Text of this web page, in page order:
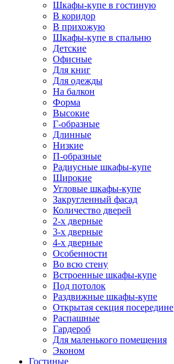
Шкафы-купе в гостиную
В коридор
В прихожую
Шкафы-купе в спальню
Детские
Офисные
Для книг
Для одежды
На балкон
Форма
Высокие
Г-образные
Длинные
Низкие
П-образные
Радиусные шкафы-купе
Широкие
Угловые шкафы-купе
Закругленный фасад
Количество дверей
2-х дверные
3-х дверные
4-х дверные
Особенности
Во всю стену
Встроенные шкафы-купе
Под потолок
Раздвижные шкафы-купе
Открытая секция посередине
Распашные
Гардероб
Для маленького помещения
Эконом
Гостиные